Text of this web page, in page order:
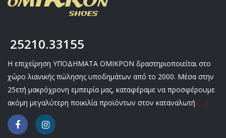
25210.33155
Η επιχείρηση ΥΠΟΔΗΜΑΤΑ ΟΜΙΚΡΟΝ δραστηριοποιείται στο
χώρο λιανικής πώλησης υποδημάτων από το 2000. Μέσα στην
25ετή μακρόχρονη εμπειρία μας, καταφέραμε να προσφέρουμε
ακόμη μεγαλύτερη ποικιλία προϊόντων στον καταναλωτή […]